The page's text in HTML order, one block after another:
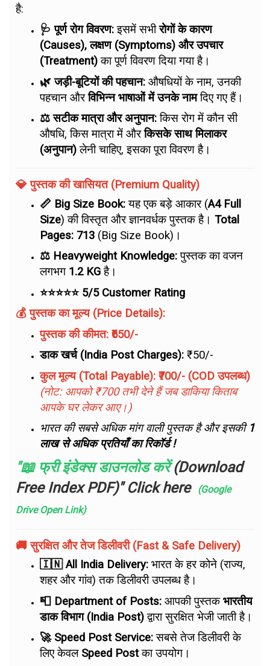
है:
🩺 पूर्ण रोग विवरण:इसमें सभीरोगों के कारण
(Causes), लक्षण (Symptoms) और उपचार
(Treatment)का पूर्ण विवरण दिया गया है।
🌿 जड़ी-बूटियों की पहचान: औषधियों के नाम, उनकी
पहचान औरविभिन्न भाषाओं में उनके नामदिए गए हैं।
⚖️ सटीक मात्रा और अनुपान:किस रोग में कौन सी
औषधि, किस मात्रा में औरकिसके साथ मिलाकर
(अनुपान)लेनी चाहिए, इसका पूरा विवरण है।
💎 पुस्तक की खासियत (Premium Quality)
📏 Big Size Book:यह एक बड़े आकार (A4 Full
Size) की विस्तृत और ज्ञानवर्धक पुस्तक है। Total
Pages: 713 (Big Size Book)।
⚖️ Heavyweight Knowledge:पुस्तक का वजन
लगभग 1.2 KGहै।
⭐⭐⭐⭐⭐ 5/5 Customer Rating
💰 पुस्तक का मूल्य (Price Details):
पुस्तक की कीमत: ₹650/-
डाक खर्च (India Post Charges): ₹50/-
कुल मूल्य (Total Payable): ₹700/- (COD उपलब्ध)
(नोट: आपको ₹700 तभी देने हैं जब डाकिया किताब
आपके घर लेकर आए।)
भारत की सबसे अधिक मांग वाली पुस्तक है और इसकी 1
लाख से अधिक प्रतियाँ का रिकॉर्ड !
"📖 फ्री इंडेक्स डाउनलोड करें(Download
Free Index PDF)" Click here (Google
Drive Open Link)
🚚 सुरक्षित और तेज डिलीवरी (Fast & Safe Delivery)
🇮🇳 All India Delivery: भारत के हर कोने (राज्य,
शहर और गांव) तक डिलीवरी उपलब्ध है।
📮 Department of Posts: आपकी पुस्तकभारतीय
डाक विभाग (India Post)द्वारा सुरक्षित भेजी जाती है।
🚀 Speed Post Service:सबसे तेज डिलीवरी के
लिए केवल Speed Postका उपयोग।